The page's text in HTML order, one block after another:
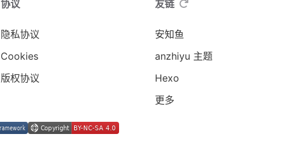
协议
隐私协议
Cookies
版权协议
友链
安知鱼
anzhiyu 主题
Hexo
更多